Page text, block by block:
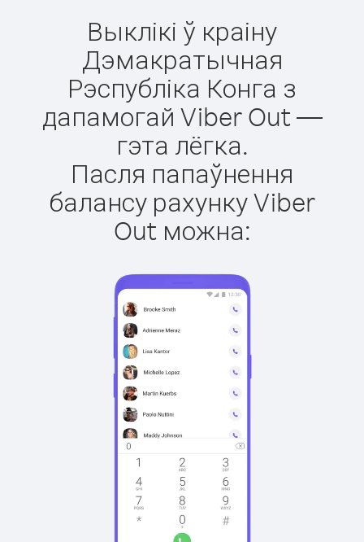
Выклікі ў краіну
Дэмакратычная
Рэспубліка Конга з
дапамогай Viber Out —
гэта лёгка.
Пасля папаўнення
балансу рахунку Viber
Out можна: